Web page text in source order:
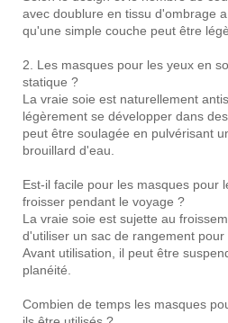
avec doublure en tissu d'ombrage
qu'une simple couche peut être
2. Les masques pour les yeux en
statique ?
La vraie soie est naturellement
légèrement se développer dans
peut être soulagée en pulvérisant
brouillard d'eau.
Est-il facile pour les masques pour
froisser pendant le voyage ?
La vraie soie est sujette au
d'utiliser un sac de rangement
Avant utilisation, il peut être
planéité.
Combien de temps les masques